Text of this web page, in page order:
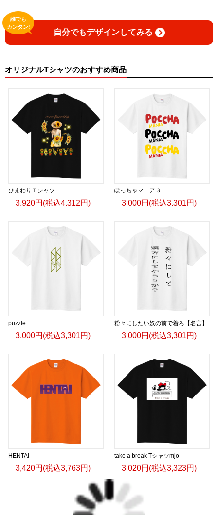
自分でもデザインしてみる
誰でも
カンタン!
オリジナルTシャツのおすすめ商品
ひまわりＴシャツ
3,920円(税込4,312円)
ぽっちゃマニア３
3,000円(税込3,301円)
puzzle
3,000円(税込3,301円)
粉々にしたい奴の前で着ろ【名言】
3,000円(税込3,301円)
HENTAI
3,420円(税込3,763円)
take a break Tシャツmjo
3,020円(税込3,323円)